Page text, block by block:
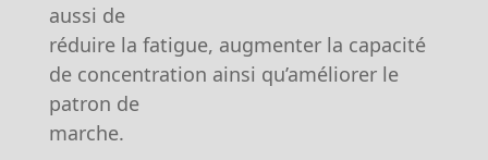
aussi de
réduire la fatigue, augmenter la capacité
de concentration ainsi qu’améliorer le
patron de
marche.